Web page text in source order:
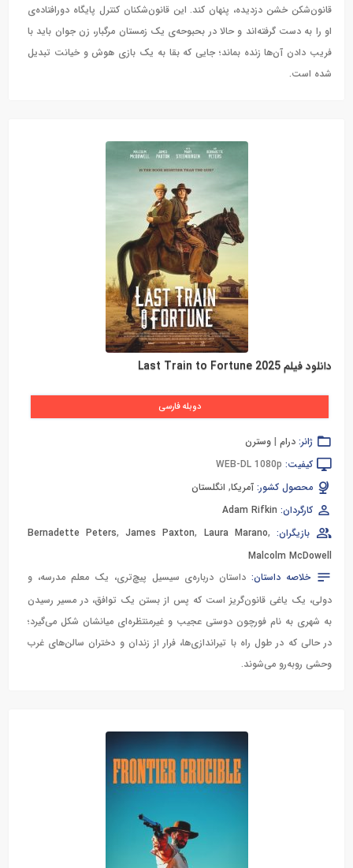
قانون‌شکن خشن دزدیده، پنهان کند. این قانون‌شکنان کنترل پایگاه دورافتاده‌ی
او را به دست گرفته‌اند و حالا در بحبوحه‌ی یک زمستان مرگبار، زن جوان باید با
فریب دادن آن‌ها زنده بماند؛ جایی که بقا به یک بازی هوش و خیانت تبدیل
شده است.
دانلود فیلم Last Train to Fortune 2025
دوبله فارسی
ژانر: درام | وسترن
کیفیت: WEB-DL 1080p
محصول کشور: آمریکا, انگلستان
کارگردان: Adam Rifkin
بازیگران:
Bernadette Peters,James Paxton, Laura Marano,
Malcolm McDowell
خلاصه داستان: داستان درباره‌ی سیسیل پیچ‌تری، یک معلم مدرسه، و
دولی، یک یاغی قانون‌گریز است که پس از بستن یک توافق، در مسیر رسیدن
به شهری به نام فورچون دوستی عجیب و غیرمنتظره‌ای میانشان شکل می‌گیرد؛
در حالی که در طول راه با تیراندازی‌ها، فرار از زندان و دختران سالن‌های غرب
وحشی روبه‌رو می‌شوند.